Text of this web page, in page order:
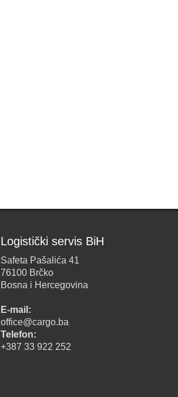
Logistički servis BiH
Safeta Pašalića 41
76100 Brčko
Bosna i Hercegovina
E-mail:
office@cargo.ba
Telefon:
+387 33 922 252